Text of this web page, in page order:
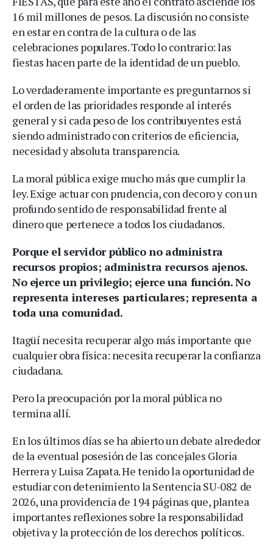
16 mil millones de pesos. La discusión no consiste
en estar en contra de la cultura o de las
celebraciones populares. Todo lo contrario: las
fiestas hacen parte de la identidad de un pueblo.
Lo verdaderamente importante es preguntarnos si
el orden de las prioridades responde al interés
general y si cada peso de los contribuyentes está
siendo administrado con criterios de eficiencia,
necesidad y absoluta transparencia.
La moral pública exige mucho más que cumplir la
ley. Exige actuar con prudencia, con decoro y con un
profundo sentido de responsabilidad frente al
dinero que pertenece a todos los ciudadanos.
Porque el servidor público no administra
recursos propios; administra recursos ajenos.
No ejerce un privilegio; ejerce una función. No
representa intereses particulares; representa a
toda una comunidad.
Itagüí necesita recuperar algo más importante que
cualquier obra física: necesita recuperar la confianza
ciudadana.
Pero la preocupación por la moral pública no
termina allí.
En los últimos días se ha abierto un debate alrededor
de la eventual posesión de las concejales Gloria
Herrera y Luisa Zapata. He tenido la oportunidad de
estudiar con detenimiento la Sentencia SU-082 de
2026, una providencia de 194 páginas que, plantea
importantes reflexiones sobre la responsabilidad
objetiva y la protección de los derechos políticos.